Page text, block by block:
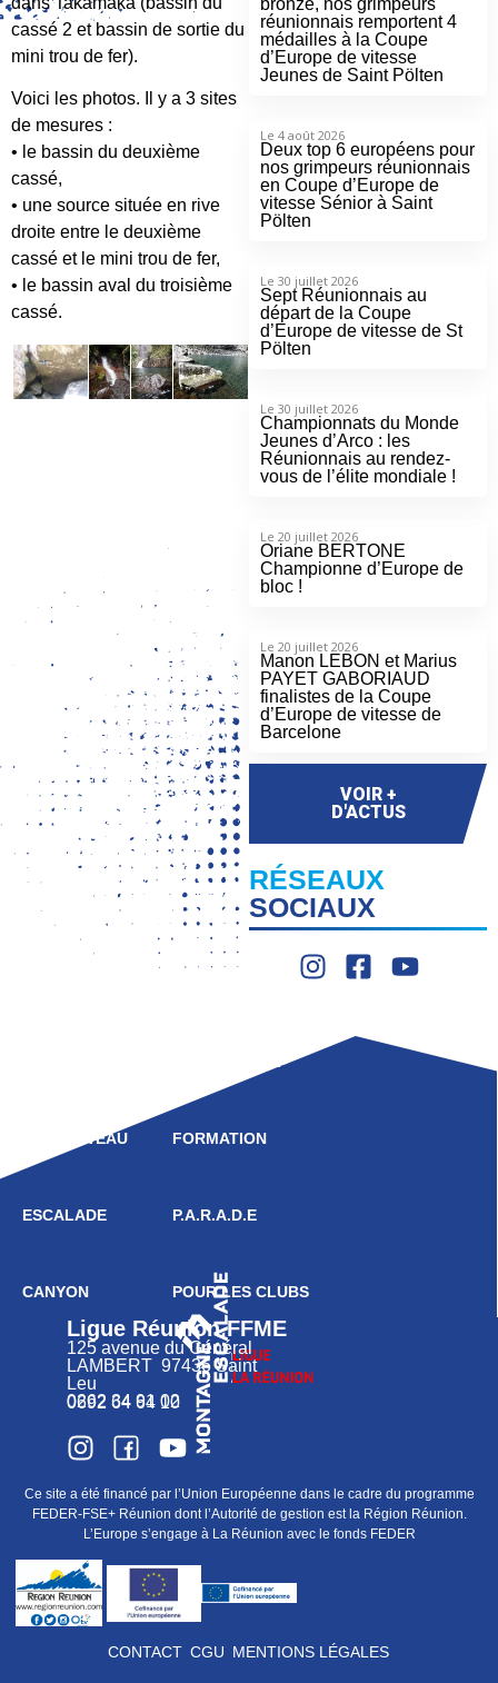
cassé 2 et bassin de sortie du
mini trou de fer).
Voici les photos. Il y a 3 sites
de mesures :
• le bassin du deuxième
cassé,
• une source située en rive
droite entre le deuxième
cassé et le mini trou de fer,
• le bassin aval du troisième
cassé.
bronze, nos grimpeurs
réunionnais remportent 4
médailles à la Coupe
d’Europe de vitesse
Jeunes de Saint Pölten
Le 4 août 2026
Deux top 6 européens pour
nos grimpeurs réunionnais
en Coupe d’Europe de
vitesse Sénior à Saint
Pölten
Le 30 juillet 2026
Sept Réunionnais au
départ de la Coupe
d’Europe de vitesse de St
Pölten
Le 30 juillet 2026
Championnats du Monde
Jeunes d’Arco : les
Réunionnais au rendez-
vous de l’élite mondiale !
Le 20 juillet 2026
Oriane BERTONE
Championne d’Europe de
bloc !
Le 20 juillet 2026
Manon LEBON et Marius
PAYET GABORIAUD
finalistes de la Coupe
d’Europe de vitesse de
Barcelone
VOIR +
D'ACTUS
RÉSEAUX
SOCIAUX
HAUT NIVEAU
ESCALADE
CANYON
FORMATION
P.A.R.A.D.E
POUR LES CLUBS
Ligue Réunion FFME
125 avenue du Général
LAMBERT 97436 Saint
Leu
0262 34 91 02
0692 64 64 10
Ce site a été financé par l’Union Européenne dans le cadre du programme
FEDER-FSE+ Réunion dont l’Autorité de gestion est la Région Réunion.
L’Europe s’engage à La Réunion avec le fonds FEDER
CONTACT CGU MENTIONS LÉGALES